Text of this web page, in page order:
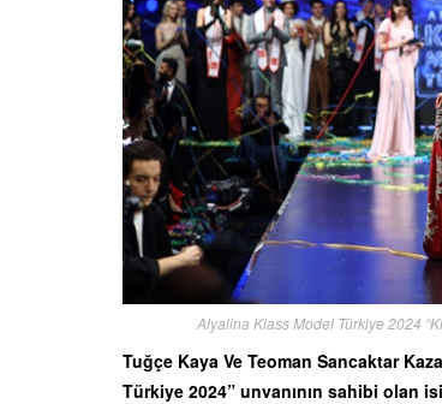
Alyalina Klass Model Türkiye 2024
Tuğçe Kaya Ve Teoman Sancaktar
Türkiye 2024” unvanının sahibi olan